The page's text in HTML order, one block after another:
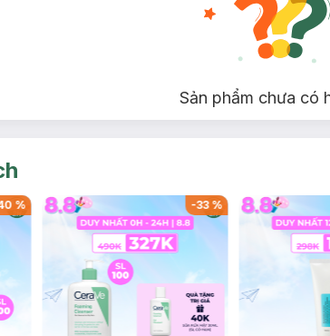
Sản phẩm chưa có
% -33%